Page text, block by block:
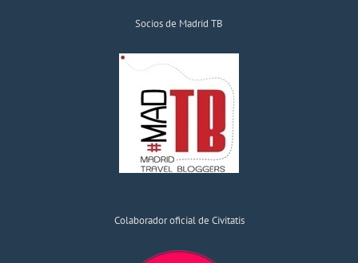
Socios de Madrid TB
Colaborador oficial de Civitatis